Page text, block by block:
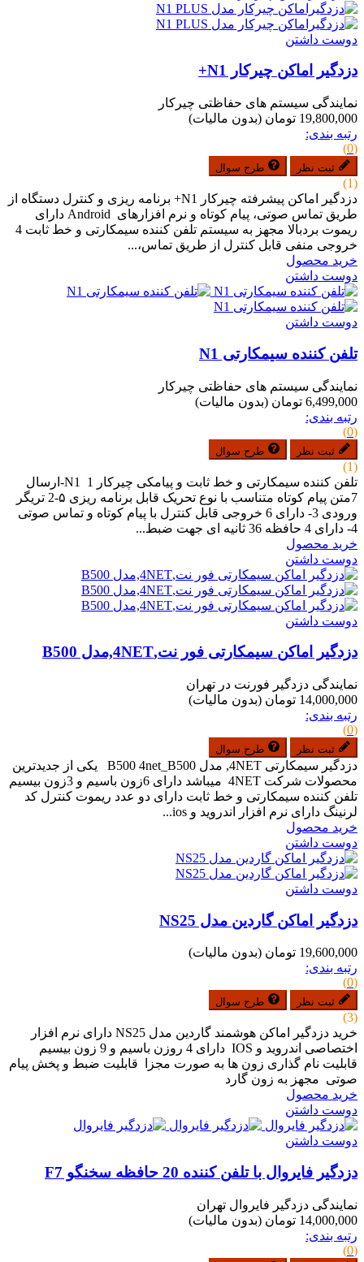
دوست داشتن
دزدگیر اماکن چیرکار N1+
نمایندگی سیستم های حفاظتی چیرکار
19,800,000 تومان
(بدون مالیات)
رتبه بندی:
(0)
ثبت نظر طرح سوال
(1)
دزدگیر اماکن پیشرفته چیرکار N1+ برنامه ریزی و کنترل دستگاه از
طریق تماس صوتی، پیام کوتاه و نرم افزارهای Android دارای
ریموت بردبالا مجهز به سیستم تلفن کننده سیمکارتی و خط ثابت 4
خروجی منفی قابل کنترل از طریق تماس،...
خرید محصول
دوست داشتن
دوست داشتن
تلفن کننده سیمکارتی N1
نمایندگی سیستم های حفاظتی چیرکار
6,499,000 تومان
(بدون مالیات)
رتبه بندی:
(0)
ثبت نظر طرح سوال
(1)
تلفن کننده سیمکارتی و خط ثابت و پیامکی چیرکار N1 1-ارسال
7متن پیام کوتاه متناسب با نوع تحریک قابل برنامه ریزی ۵-2 تریگر
ورودی 3- دارای 6 خروجی قابل کنترل با پیام کوتاه و تماس صوتی
4- دارای 4 حافظه 36 ثانیه ای جهت ضبط...
خرید محصول
دوست داشتن
دوست داشتن
دزدگیر اماکن سیمکارتی فور نت,4NET,مدل B500
نمایندگی دزدگیر فورنت در تهران
14,000,000 تومان
(بدون مالیات)
رتبه بندی:
(0)
ثبت نظر طرح سوال
دزدگیر سیمکارتی 4NET, مدل B500 4net_B500 یکی از جدیدترین
محصولات شرکت 4NET میباشد دارای 6زون باسیم و 3زون بیسیم
تلفن کننده سیمکارتی و خط ثابت دارای دو عدد ریموت کنترل کد
لرنینگ دارای نرم افزار اندروید و ios...
خرید محصول
دوست داشتن
دوست داشتن
دزدگیر اماکن گاردین مدل NS25
19,600,000 تومان
(بدون مالیات)
رتبه بندی:
(0)
ثبت نظر طرح سوال
(3)
خرید دزدگیر اماکن هوشمند گاردین مدل NS25 دارای نرم افزار
اختصاصی اندروید و IOS دارای 4 روزن باسیم و 9 زون بیسیم
قابلیت نام گذاری زون ها به صورت مجزا قابلیت ضبط و پخش پیام
صوتی مجهز به زون گارد
خرید محصول
دوست داشتن
دوست داشتن
دزدگیر فایروال با تلفن کننده 20 حافظه سخنگو F7
نمایندگی دزدگیر فایروال تهران
14,000,000 تومان
(بدون مالیات)
رتبه بندی:
(0)